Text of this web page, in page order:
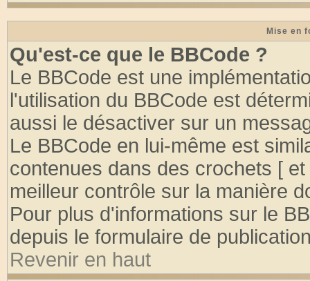
Mise en
Qu'est-ce que le BBCode ?
Le BBCode est une
l'utilisation du BBCode est
aussi le désactiver sur un
Le BBCode en lui-même est
contenues dans des crochets [
meilleur contrôle sur la manière
Pour plus d'informations sur le
depuis le formulaire de
Revenir en haut